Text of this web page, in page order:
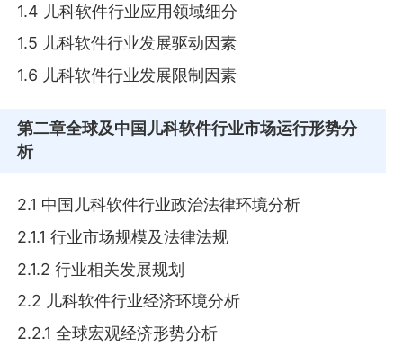
1.4 儿科软件行业应用领域细分
1.5 儿科软件行业发展驱动因素
1.6 儿科软件行业发展限制因素
第二章全球及中国儿科软件行业市场运行形势分
析
2.1 中国儿科软件行业政治法律环境分析
2.1.1 行业市场规模及法律法规
2.1.2 行业相关发展规划
2.2 儿科软件行业经济环境分析
2.2.1 全球宏观经济形势分析